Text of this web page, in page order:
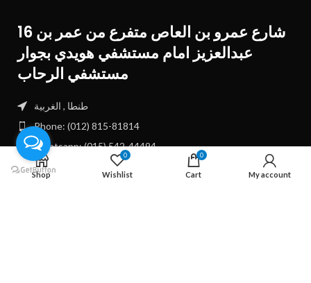
16 شارع عمرو بن العاص متفرع من عمر بن
عبدالعزيز امام مستشفي هويدي بجوار
مستشفي الرحاب
طنطا , الغربية
Phone: (012) 815-81814
Whatsapp: (015) 542-44494
Shop
0
Wishlist
0
Cart My account